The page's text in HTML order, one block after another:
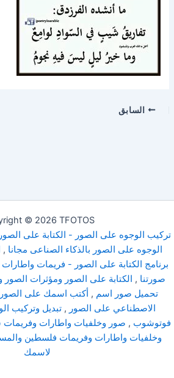
السابق
© 2026 TFOTOS
تركيب الوجوه على الصور - الكتابة على
الوجوه على الصور بالذكاء الصناعى مجانا ,
برنامج الكتابة على الصور - فريمات
صورتنا , الكتابة على الصور ومؤثرات
تحميل صور اسم , أكتب اسمك على الصور
الاصطناعي على الصور , تبديل وتركيب
فوتوشوب , صور وخلفيات واطارات
وخلفيات واطارات وفريمات فلسطين
لاسمك